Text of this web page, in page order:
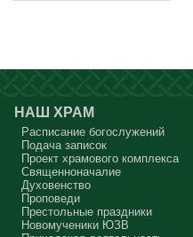
Лечим детский грипп
НАШ ХРАМ
Расписание богослужений
Подача записок
Проект храмового комплекса
Священноначалие
Духовенство
Проповеди
Престольные праздники
Новомученики ЮЗВ